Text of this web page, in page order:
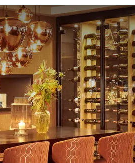
- Zuidbroek A7. Omringt door de
als u op zoek bent naar cultuur
kunt u dus alle kanten op met uw
beschikken over een heerlijk
aanschuiven bij het uitgebreide
de dag. Niet alleen voor het ontbijt
de gevarieerde menukaart is er voor